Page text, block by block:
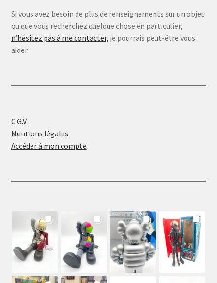
Si vous avez besoin de plus de renseignements sur un objet
ou que vous recherchez quelque chose en particulier,
n’hésitez pas à me contacter, je pourrais peut-être vous
aider.
C.G.V.
Mentions légales
Accéder à mon compte